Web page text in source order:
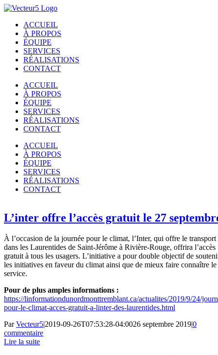
Passer
contenuACCUEIL
À PROPOS
ÉQUIPE
SERVICES
RÉALISATIONS
CONTACT
ACCUEIL
À PROPOS
ÉQUIPE
SERVICES
RÉALISATIONS
CONTACT
ACCUEIL
À PROPOS
ÉQUIPE
SERVICES
RÉALISATIONS
CONTACT
L’inter offre l’accès gratuit le 27
À l’occasion de la journée pour le climat, l’Inter, qui offre le transport
dans les Laurentides de Saint-Jérôme à Rivière-Rouge, offrira l’accès
gratuit à tous les usagers. L’initiative a pour double objectif de
les initiatives en faveur du climat ainsi que de mieux faire connaître le
service.
Pour de plus amples informations :
https://linformationdunordmonttremblant.ca/actualites/2019/9/24/
pour-le-climat-acces-gratuit-a-linter-des-laurentides.html
ParVecteur5|2019-09-26T07:53:28-04:0026 septembre 2019|0
commentaire
Lire la suite